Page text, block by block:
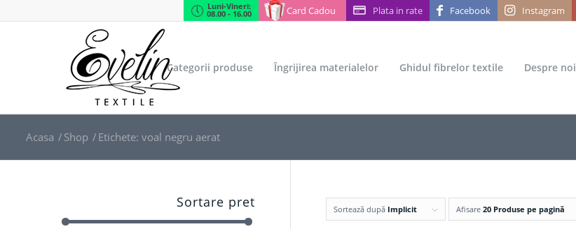
Card Cadou Plata in rate Facebook Instagram
Luni-Vineri:
08.00 - 16.00
Categorii produse Îngrijirea materialelor Ghidul fibrelor textile Despre noi
Acasa / Shop / Etichete: voal negru aerat
Sortează după Implicit Afisare 20 Produse pe pagină
Sortare pret